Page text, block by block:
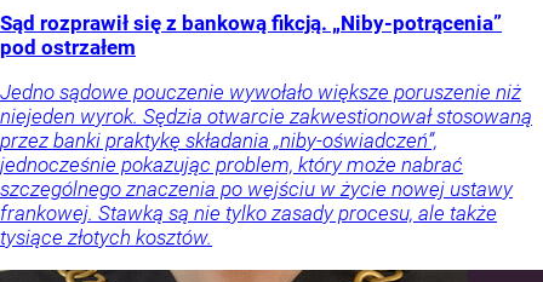
Sąd rozprawił się z bankową fikcją. „Niby-potrącenia”
pod ostrzałem
Jedno sądowe pouczenie wywołało większe poruszenie niż
niejeden wyrok. Sędzia otwarcie zakwestionował stosowaną
przez banki praktykę składania „niby-oświadczeń”,
jednocześnie pokazując problem, który może nabrać
szczególnego znaczenia po wejściu w życie nowej ustawy
frankowej. Stawką są nie tylko zasady procesu, ale także
tysiące złotych kosztów.